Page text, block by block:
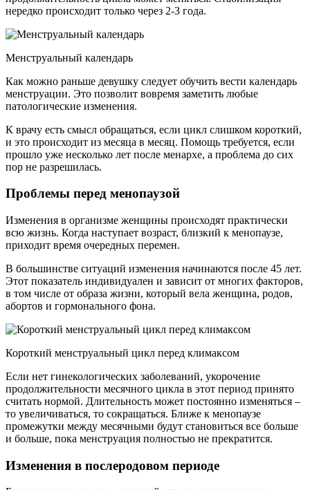
нередко происходит только через 2-3 года.
Менструальный календарь
Как можно раньше девушку следует обучить вести календарь
менструации. Это позволит вовремя заметить любые
патологические изменения.
К врачу есть смысл обращаться, если цикл слишком короткий,
и это происходит из месяца в месяц. Помощь требуется, если
прошло уже несколько лет после менархе, а проблема до сих
пор не разрешилась.
Проблемы перед менопаузой
Изменения в организме женщины происходят практически
всю жизнь. Когда наступает возраст, близкий к менопаузе,
приходит время очередных перемен.
В большинстве ситуаций изменения начинаются после 45 лет.
Этот показатель индивидуален и зависит от многих факторов,
в том числе от образа жизни, который вела женщина, родов,
абортов и гормонального фона.
Короткий менструальный цикл перед климаксом
Если нет гинекологических заболеваний, укорочение
продолжительности месячного цикла в этот период принято
считать нормой. Длительность может постоянно изменяться –
то увеличиваться, то сокращаться. Ближе к менопаузе
промежутки между месячными будут становиться все больше
и больше, пока менструация полностью не прекратится.
Изменения в послеродовом периоде